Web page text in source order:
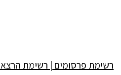
רשימת פרסומים | רשימת